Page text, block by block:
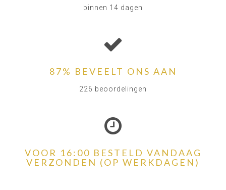
binnen 14 dagen
87% BEVEELT ONS AAN
226 beoordelingen
VOOR 16:00 BESTELD VANDAAG
VERZONDEN (OP WERKDAGEN)